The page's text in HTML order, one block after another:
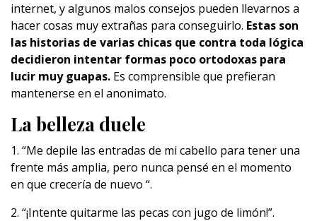
internet, y algunos malos consejos pueden llevarnos a
hacer cosas muy extrañas para conseguirlo. Estas son
las historias de varias chicas que contra toda lógica
decidieron intentar formas poco ortodoxas para
lucir muy guapas. Es comprensible que prefieran
mantenerse en el anonimato.
La belleza duele
1. “Me depile las entradas de mi cabello para tener una
frente más amplia, pero nunca pensé en el momento
en que crecería de nuevo “.
2. “¡Intente quitarme las pecas con jugo de limón!”.